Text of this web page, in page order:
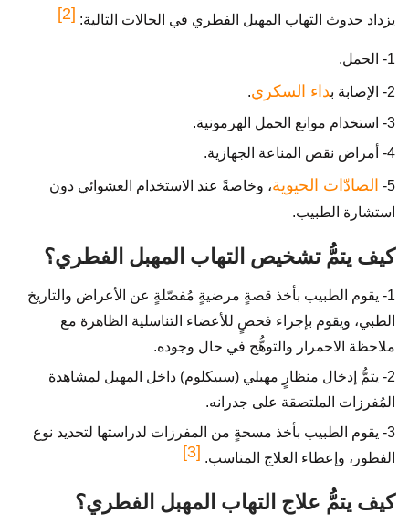
يزداد حدوث التهاب المهبل الفطري في الحالات التالية: [2]
1- الحمل.
2- الإصابة ب داء السكري.
3- استخدام موانع الحمل الهرمونية.
4- أمراض نقص المناعة الجهازية.
5- الصادّات الحيوية، وخاصةً عند الاستخدام العشوائي دون
استشارة الطبيب.
كيف يتمُّ تشخيص التهاب المهبل الفطري؟
1- يقوم الطبيب بأخذ قصةٍ مرضيةٍ مُفصّلةٍ عن الأعراض والتاريخ
الطبي، ويقوم بإجراء فحصٍ للأعضاء التناسلية الظاهرة مع
ملاحظة الاحمرار والتوهُّج في حال وجوده.
2- يتمُّ إدخال منظارٍ مهبلي (سبيكلوم) داخل المهبل لمشاهدة
المُفرزات الملتصقة على جدرانه.
3- يقوم الطبيب بأخذ مسحةٍ من المفرزات لدراستها لتحديد نوع
الفطور، وإعطاء العلاج المناسب. [3]
كيف يتمُّ علاج التهاب المهبل الفطري؟